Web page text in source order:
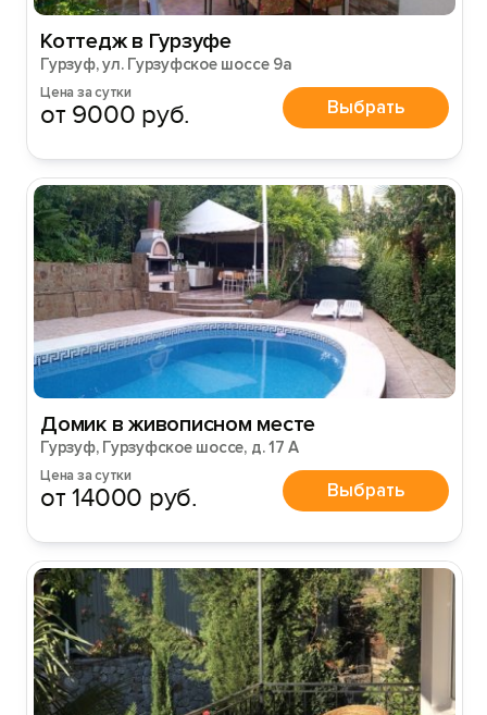
Коттедж в Гурзуфе
Гурзуф, ул. Гурзуфское шоссе 9а
Цена за сутки
от 9000 руб. Выбрать
Домик в живописном месте
Гурзуф, Гурзуфское шоссе, д. 17 А
Цена за сутки
от 14000 руб. Выбрать